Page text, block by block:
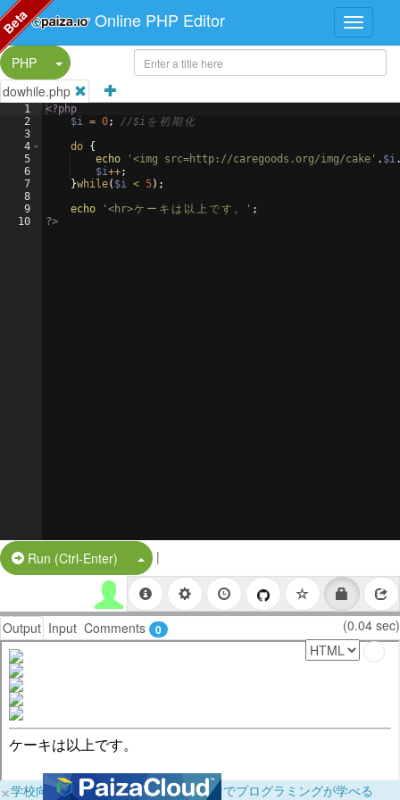
Online PHP Editor
PHP
Split Button!
dowhile.php
1
2
3
4
5
6
7
8
9
10
<?php
$i = 0; //$i を 初 期 化
do {
echo
'<img src=http://caregoods.org/img/cake' . $i
$i++;
}while( $i < 5) ;
echo
'<hr>ケ ー キ は 以 上 です 。 ' ;
?>
Run (Ctrl-Enter) Split Button!
|
Output Input Comments 0 (0.04 sec)
×学校向けに無料提供中！ブラウザだけでプログラミングが学べる